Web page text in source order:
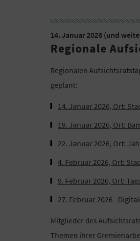
14. Januar 2026 (und
Regionale
Regionalen
geplant:
14. Januar 2026, Ort:
19. Januar 2026, Ort:
22. Januar 2026, Ort:
4. Februar 2026, Ort:
9. Februar 2026, Ort:
27. Februar 2026 -
Mitglieder des
Themen ihrer